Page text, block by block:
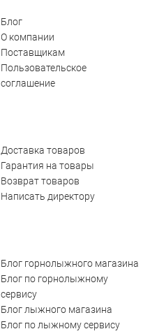
Блог
О компании
Поставщикам
Пользовательское
соглашение
Доставка товаров
Гарантия на товары
Возврат товаров
Написать директору
Блог горнолыжного магазина
Блог по горнолыжному
сервису
Блог лыжного магазина
Блог по лыжному сервису